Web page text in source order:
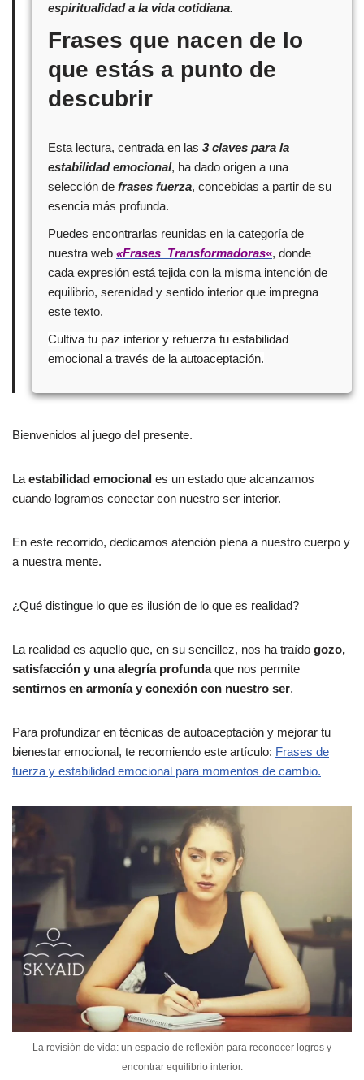
espiritualidad a la vida cotidiana.
Frases que nacen de lo
que estás a punto de
descubrir
Esta lectura, centrada en las 3 claves para la
estabilidad emocional, ha dado origen a una
selección de frases fuerza, concebidas a partir de su
esencia más profunda.
Puedes encontrarlas reunidas en la categoría de
nuestra web «Frases Transformadoras«, donde
cada expresión está tejida con la misma intención de
equilibrio, serenidad y sentido interior que impregna
este texto.
Cultiva tu paz interior y refuerza tu estabilidad
emocional a través de la autoaceptación.
Bienvenidos al juego del presente.
Laestabilidad emocional es un estado que alcanzamos
cuando logramos conectar con nuestro ser interior.
En este recorrido, dedicamos atención plena a nuestro cuerpo y
a nuestra mente.
¿Qué distingue lo que es ilusión de lo que es realidad?
La realidad es aquello que, en su sencillez, nos ha traído gozo,
satisfacción y una alegría profundaque nos permite
sentirnos en armonía y conexión con nuestro ser.
Para profundizar en técnicas de autoaceptación y mejorar tu
bienestar emocional, te recomiendo este artículo: Frases de
fuerza y estabilidad emocional para momentos de cambio.
La revisión de vida: un espacio de reflexión para reconocer logros y
encontrar equilibrio interior.